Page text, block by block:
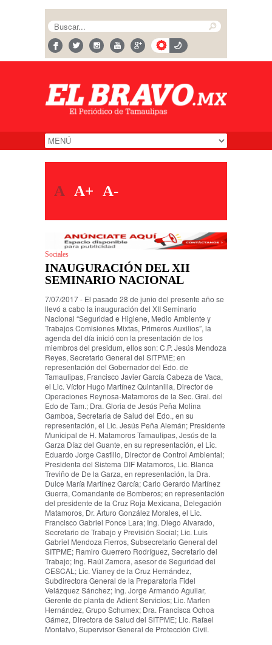
A A+ A-
Sociales
INAUGURACIÓN DEL XII
SEMINARIO NACIONAL
7/07/2017 - El pasado 28 de junio del presente año se
llevó a cabo la inauguración del XII Seminario
Nacional “Seguridad e Higiene, Medio Ambiente y
Trabajos Comisiones Mixtas, Primeros Auxilios”, la
agenda del día inició con la presentación de los
miembros del presidum, ellos son: C.P. Jesús Mendoza
Reyes, Secretario General del SITPME; en
representación del Gobernador del Edo. de
Tamaulipas, Francisco Javier García Cabeza de Vaca,
el Lic. Víctor Hugo Martínez Quintanilla, Director de
Operaciones Reynosa-Matamoros de la Sec. Gral. del
Edo de Tam.; Dra. Gloria de Jesús Peña Molina
Gamboa, Secretaria de Salud del Edo., en su
representación, el Lic. Jesús Peña Alemán; Presidente
Municipal de H. Matamoros Tamaulipas, Jesús de la
Garza Díaz del Guante, en su representación, el Lic.
Eduardo Jorge Castillo, Director de Control Ambiental;
Presidenta del Sistema DIF Matamoros, Lic. Blanca
Treviño de De la Garza, en representación, la Dra.
Dulce María Martínez García; Carlo Gerardo Martínez
Guerra, Comandante de Bomberos; en representación
del presidente de la Cruz Roja Mexicana, Delegación
Matamoros, Dr. Arturo González Morales, el Lic.
Francisco Gabriel Ponce Lara; Ing. Diego Alvarado,
Secretario de Trabajo y Previsión Social; Lic. Luis
Gabriel Mendoza Fierros, Subsecretario General del
SITPME; Ramiro Guerrero Rodríguez, Secretario del
Trabajo; Ing. Raúl Zamora, asesor de Seguridad del
CESCAL; Lic. Vianey de la Cruz Hernández,
Subdirectora General de la Preparatoria Fidel
Velázquez Sánchez; Ing. Jorge Armando Aguilar,
Gerente de planta de Adient Servicios; Lic. Marlen
Hernández, Grupo Schumex; Dra. Francisca Ochoa
Gámez, Directora de Salud del SITPME; Lic. Rafael
Montalvo, Supervisor General de Protección Civil.